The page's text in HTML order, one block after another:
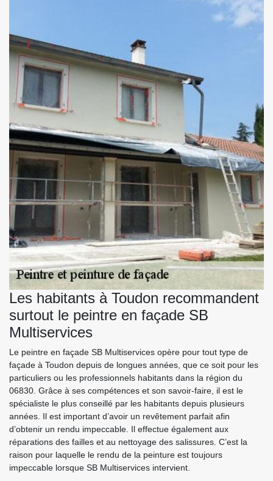
Les habitants à Toudon recommandent
surtout le peintre en façade SB
Multiservices
Le peintre en façade SB Multiservices opère pour tout type de
façade à Toudon depuis de longues années, que ce soit pour les
particuliers ou les professionnels habitants dans la région du
06830. Grâce à ses compétences et son savoir-faire, il est le
spécialiste le plus conseillé par les habitants depuis plusieurs
années. Il est important d’avoir un revêtement parfait afin
d’obtenir un rendu impeccable. Il effectue également aux
réparations des failles et au nettoyage des salissures. C’est la
raison pour laquelle le rendu de la peinture est toujours
impeccable lorsque SB Multiservices intervient.